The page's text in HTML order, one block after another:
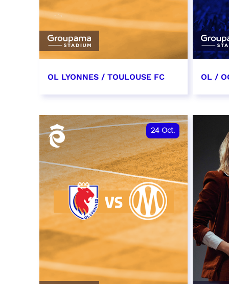
OL LYONNES / TOULOUSE FC
date et heure à confirmer
RÉSERVER
OL /
date
24 Oct.